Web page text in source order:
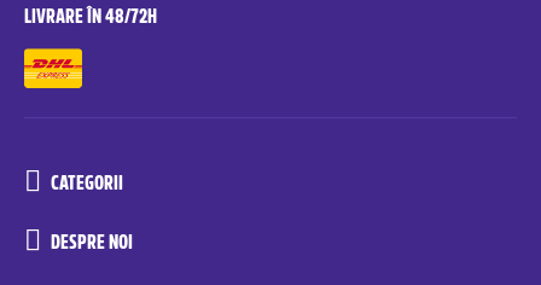
LIVRARE ÎN 48/72H
CATEGORII
DESPRE NOI